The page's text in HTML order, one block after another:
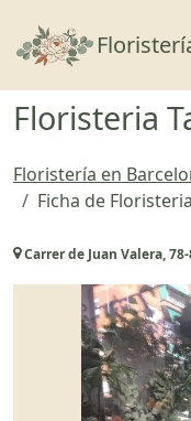
Floristeria
Floristería en
Ficha de
Carrer de Juan Valera,